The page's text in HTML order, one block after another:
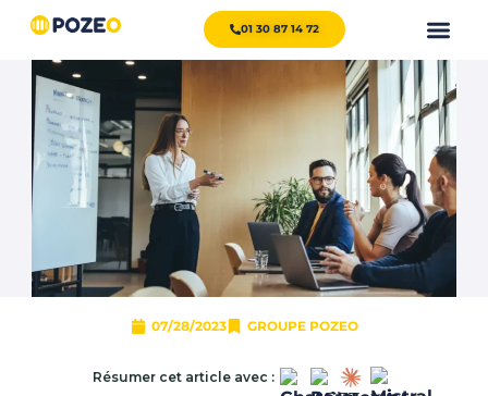
01 30 87 14 72
07/28/2023 GROUPE POZEO
Résumer cet article avec :